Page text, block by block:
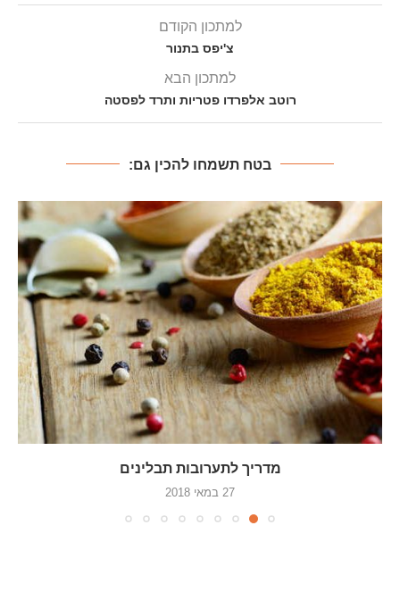
למתכון הקודם
צ'יפס בתנור
למתכון הבא
רוטב אלפרדו פטריות ותרד לפסטה
בטח תשמחו להכין גם:
מדריך לתערובות תבלינים
27 במאי 2018